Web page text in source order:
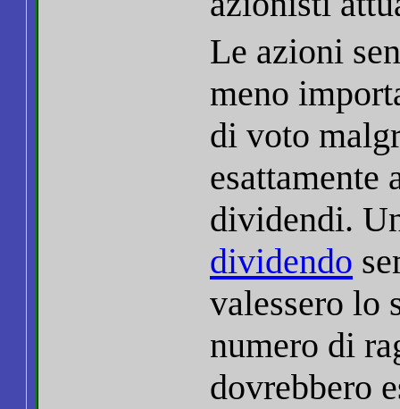
Le azioni
meno
di voto
esattamente
dividendi.
dividendo
valessero lo
numero di
dovrebbero